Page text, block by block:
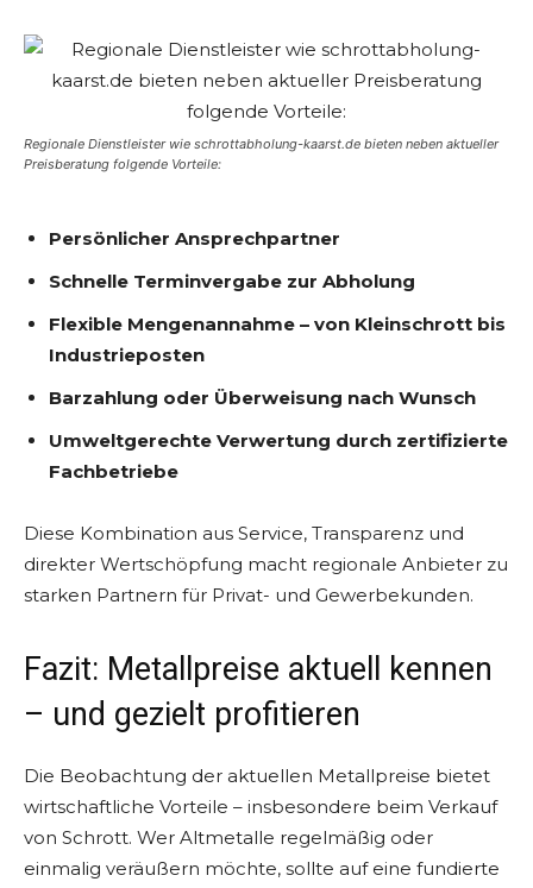
Regionale Dienstleister wie schrottabholung-kaarst.de bieten neben aktueller
Preisberatung folgende Vorteile:
Persönlicher Ansprechpartner
Schnelle Terminvergabe zur Abholung
Flexible Mengenannahme – von Kleinschrott bis
Industrieposten
Barzahlung oder Überweisung nach Wunsch
Umweltgerechte Verwertung durch zertifizierte
Fachbetriebe
Diese Kombination aus Service, Transparenz und
direkter Wertschöpfung macht regionale Anbieter zu
starken Partnern für Privat- und Gewerbekunden.
Fazit: Metallpreise aktuell kennen
– und gezielt profitieren
Die Beobachtung der aktuellen Metallpreise bietet
wirtschaftliche Vorteile – insbesondere beim Verkauf
von Schrott. Wer Altmetalle regelmäßig oder
einmalig veräußern möchte, sollte auf eine fundierte